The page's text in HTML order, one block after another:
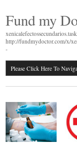
Fund my
http://fundmydoctor.com/x/
-